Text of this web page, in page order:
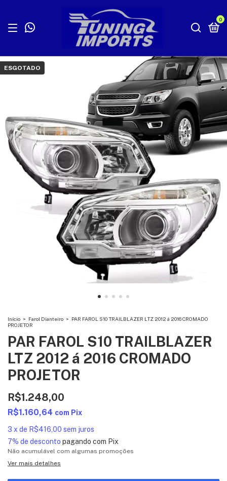
0
ESGOTADO
Início > Farol Dianteiro > PAR FAROL S10 TRAILBLAZER LTZ 2012 á 2016 CROMADO
PROJETOR
PAR FAROL S10 TRAILBLAZER
LTZ 2012 á 2016 CROMADO
PROJETOR
R$1.248,00
R$1.160,64 com Pix
3 x de R$416,00 sem juros
7% de desconto pagando com Pix
Não acumulável com algumas promoções
Ver mais detalhes